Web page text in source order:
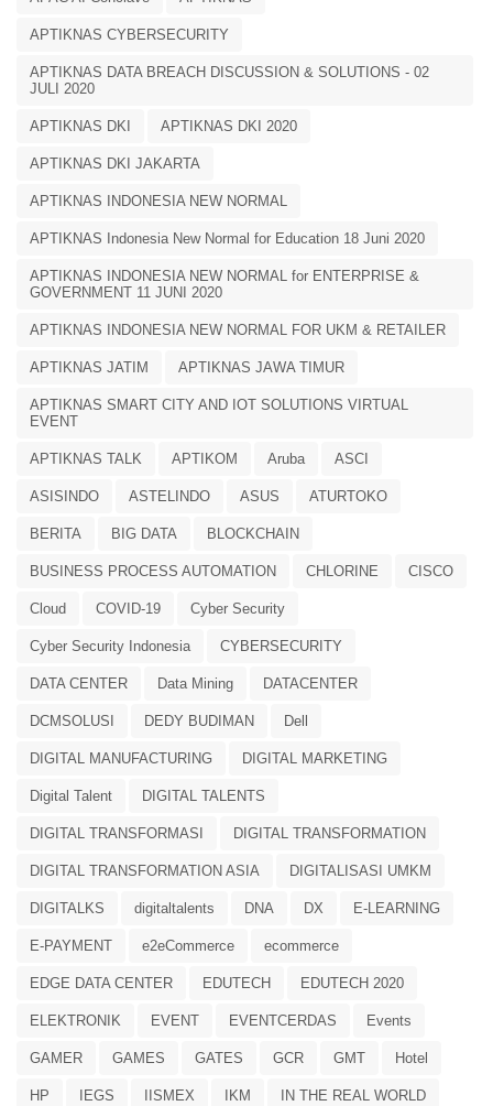
APTIKNAS CYBERSECURITY
APTIKNAS DATA BREACH DISCUSSION & SOLUTIONS - 02
JULI 2020
APTIKNAS DKI APTIKNAS DKI 2020
APTIKNAS DKI JAKARTA
APTIKNAS INDONESIA NEW NORMAL
APTIKNAS Indonesia New Normal for Education 18 Juni 2020
APTIKNAS INDONESIA NEW NORMAL for ENTERPRISE &
GOVERNMENT 11 JUNI 2020
APTIKNAS INDONESIA NEW NORMAL FOR UKM & RETAILER
APTIKNAS JATIM APTIKNAS JAWA TIMUR
APTIKNAS SMART CITY AND IOT SOLUTIONS VIRTUAL
EVENT
APTIKNAS TALK APTIKOM Aruba ASCI
ASISINDO ASTELINDO ASUS ATURTOKO
BERITA BIG DATA BLOCKCHAIN
BUSINESS PROCESS AUTOMATION CHLORINE CISCO
Cloud COVID-19 Cyber Security
Cyber Security Indonesia CYBERSECURITY
DATA CENTER Data Mining DATACENTER
DCMSOLUSI DEDY BUDIMAN Dell
DIGITAL MANUFACTURING DIGITAL MARKETING
Digital Talent DIGITAL TALENTS
DIGITAL TRANSFORMASI DIGITAL TRANSFORMATION
DIGITAL TRANSFORMATION ASIA DIGITALISASI UMKM
DIGITALKS digitaltalents DNA DX E-LEARNING
E-PAYMENT e2eCommerce ecommerce
EDGE DATA CENTER EDUTECH EDUTECH 2020
ELEKTRONIK EVENT EVENTCERDAS Events
GAMER GAMES GATES GCR GMT Hotel
HP IEGS IISMEX IKM IN THE REAL WORLD